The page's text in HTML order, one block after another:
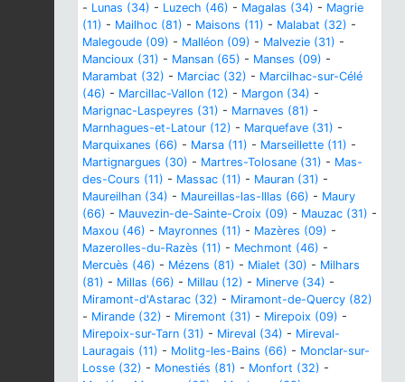
- Lunas (34) - Luzech (46) - Magalas (34) - Magrie
(11) - Mailhoc (81) - Maisons (11) - Malabat (32) -
Malegoude (09) - Malléon (09) - Malvezie (31) -
Mancioux (31) - Mansan (65) - Manses (09) -
Marambat (32) - Marciac (32) - Marcilhac-sur-Célé
(46) - Marcillac-Vallon (12) - Margon (34) -
Marignac-Laspeyres (31) - Marnaves (81) -
Marnhagues-et-Latour (12) - Marquefave (31) -
Marquixanes (66) - Marsa (11) - Marseillette (11) -
Martignargues (30) - Martres-Tolosane (31) - Mas-
des-Cours (11) - Massac (11) - Mauran (31) -
Maureilhan (34) - Maureillas-las-Illas (66) - Maury
(66) - Mauvezin-de-Sainte-Croix (09) - Mauzac (31) -
Maxou (46) - Mayronnes (11) - Mazères (09) -
Mazerolles-du-Razès (11) - Mechmont (46) -
Mercuès (46) - Mézens (81) - Mialet (30) - Milhars
(81) - Millas (66) - Millau (12) - Minerve (34) -
Miramont-d'Astarac (32) - Miramont-de-Quercy (82)
- Mirande (32) - Miremont (31) - Mirepoix (09) -
Mirepoix-sur-Tarn (31) - Mireval (34) - Mireval-
Lauragais (11) - Molitg-les-Bains (66) - Monclar-sur-
Losse (32) - Monestiés (81) - Monfort (32) -